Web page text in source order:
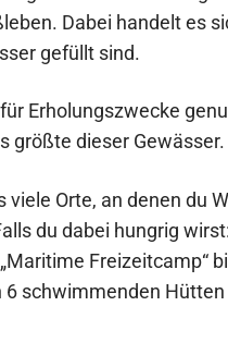
Dabei handelt es
gefüllt sind.
Erholungszwecke
größte dieser Gewässer.
viele Orte, an denen du
du dabei hungrig
Freizeitcamp“
schwimmenden Hütten